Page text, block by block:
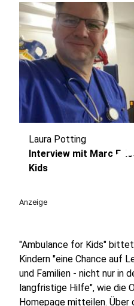
Laura Potting
Interview mit Marc
Kids
Anzeige
"Ambulance for Kids"
Kindern "eine Chance auf
und Familien - nicht nur in
langfristige Hilfe", wie die
Homepage mitteilen. Über